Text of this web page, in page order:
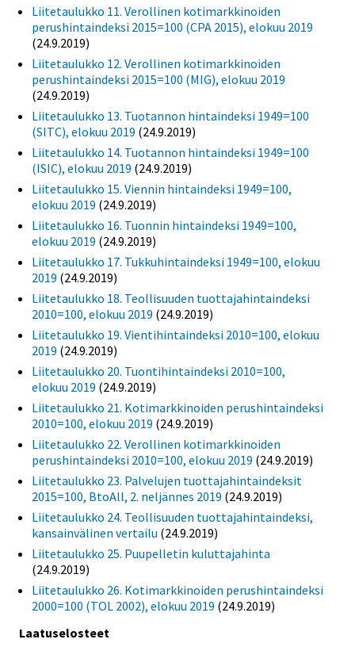
Liitetaulukko 11. Verollinen kotimarkkinoiden
perushintaindeksi 2015=100 (CPA 2015), elokuu 2019
(24.9.2019)
Liitetaulukko 12. Verollinen kotimarkkinoiden
perushintaindeksi 2015=100 (MIG), elokuu 2019
(24.9.2019)
Liitetaulukko 13. Tuotannon hintaindeksi 1949=100
(SITC), elokuu 2019 (24.9.2019)
Liitetaulukko 14. Tuotannon hintaindeksi 1949=100
(ISIC), elokuu 2019 (24.9.2019)
Liitetaulukko 15. Viennin hintaindeksi 1949=100,
elokuu 2019 (24.9.2019)
Liitetaulukko 16. Tuonnin hintaindeksi 1949=100,
elokuu 2019 (24.9.2019)
Liitetaulukko 17. Tukkuhintaindeksi 1949=100, elokuu
2019 (24.9.2019)
Liitetaulukko 18. Teollisuuden tuottajahintaindeksi
2010=100, elokuu 2019 (24.9.2019)
Liitetaulukko 19. Vientihintaindeksi 2010=100, elokuu
2019 (24.9.2019)
Liitetaulukko 20. Tuontihintaindeksi 2010=100,
elokuu 2019 (24.9.2019)
Liitetaulukko 21. Kotimarkkinoiden perushintaindeksi
2010=100, elokuu 2019 (24.9.2019)
Liitetaulukko 22. Verollinen kotimarkkinoiden
perushintaindeksi 2010=100, elokuu 2019 (24.9.2019)
Liitetaulukko 23. Palvelujen tuottajahintaindeksit
2015=100, BtoAll, 2. neljännes 2019 (24.9.2019)
Liitetaulukko 24. Teollisuuden tuottajahintaindeksi,
kansainvälinen vertailu (24.9.2019)
Liitetaulukko 25. Puupelletin kuluttajahinta
(24.9.2019)
Liitetaulukko 26. Kotimarkkinoiden perushintaindeksi
2000=100 (TOL 2002), elokuu 2019 (24.9.2019)
Laatuselosteet